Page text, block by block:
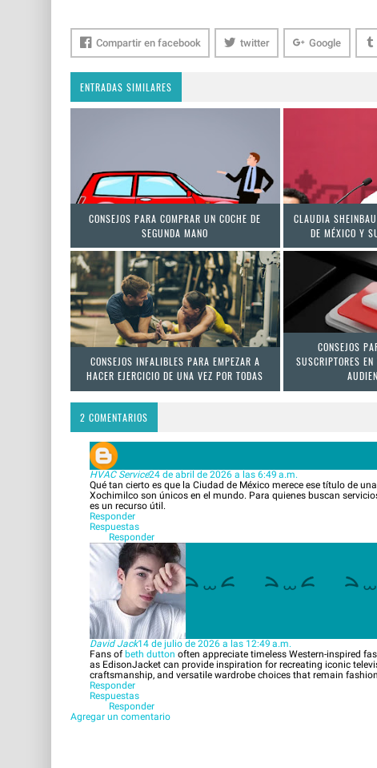
Compartir en facebook twitter Google
ENTRADAS SIMILARES
CONSEJOS PARA COMPRAR UN COCHE DE
SEGUNDA MANO
CLAUDIA
DE MÉXICO Y
CONSEJOS INFALIBLES PARA EMPEZAR A
HACER EJERCICIO DE UNA VEZ POR TODAS
CONSEJOS
SUSCRIPTORES
2 COMENTARIOS
HVAC Service24 de abril de 2026 a las 6:49 a.m.
Qué tan cierto es que la Ciudad de México merece ese título de
Xochimilco son únicos en el mundo. Para quienes buscan
es un recurso útil.
Responder
Respuestas
Responder
David Jack14 de julio de 2026 a las 12:49 a.m.
Fans of beth dutton often appreciate timeless Western-inspired
as EdisonJacket can provide inspiration for recreating iconic
craftsmanship, and versatile wardrobe choices that remain
Responder
Respuestas
Responder
Agregar un comentario